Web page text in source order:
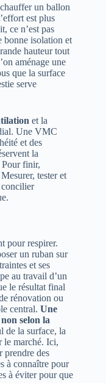
un ballon
est plus
ce n’est pas
bonne isolation et
hauteur tout
aménage une
que la surface
serve
et la
Une VMC
et des
la
Pour finir,
tester et
concilier
pour respirer.
un ruban sur
et ses
au travail d’un
le résultat final
rénovation ou
central. Une
selon la
de la surface, la
le marché. Ici,
prendre des
à connaître pour
à éviter pour que